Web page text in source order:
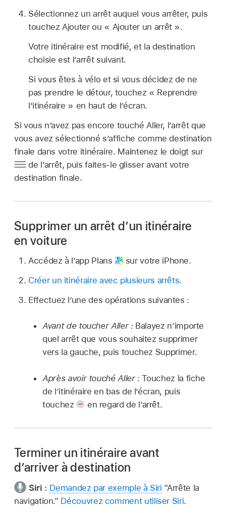
Sélectionnez un arrêt auquel vous arrêter, puis
touchez Ajouter ou « Ajouter un arrêt ».
Votre itinéraire est modifié, et la destination
choisie est l’arrêt suivant.
Si vous êtes à vélo et si vous décidez de ne
pas prendre le détour, touchez « Reprendre
l’itinéraire » en haut de l’écran.
Si vous n’avez pas encore touché Aller, l’arrêt que
vous avez sélectionné s’affiche comme destination
finale dans votre itinéraire. Maintenez le doigt sur
de l’arrêt, puis faites-le glisser avant votre
destination finale.
Supprimer un arrêt d’un itinéraire
en voiture
Accédez à l’app Plans
sur votre iPhone.
Créer un itinéraire avec plusieurs arrêts.
Effectuez l’une des opérations suivantes :
Avant de toucher Aller : Balayez n’importe
quel arrêt que vous souhaitez supprimer
vers la gauche, puis touchez Supprimer.
Après avoir touché Aller :Touchez la fiche
de l’itinéraire en bas de l’écran, puis
touchez
en regard de l’arrêt.
Terminer un itinéraire avant
d’arriver à destination
Siri : Demandez par exemple à Siri “Arrête la
navigation.” Découvrez comment utiliser Siri.